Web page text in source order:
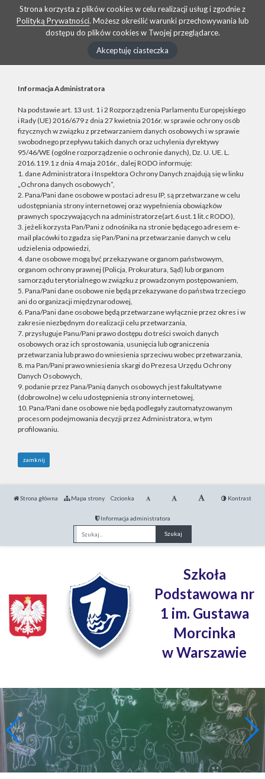
Strona korzysta z plików cookies w celu realizacji usług i zgodnie z
Polityką Prywatności. Możesz określić warunki przechowywania lub
dostępu do plików cookies w Twojej przeglądarce.
Akceptuję ciasteczka
Informacja Administratora
Na podstawie art. 13 ust. 1 i 2 Rozporządzenia Parlamentu Europejskiego
i Rady (UE) 2016/679 z dnia 27 kwietnia 2016r. w sprawie ochrony osób
fizycznych w związku z przetwarzaniem danych osobowych i w sprawie
swobodnego przepływu takich danych oraz uchylenia dyrektywy
95/46/WE (ogólne rozporządzenie o ochronie danych), Dz. U. UE. L.
2016.119.1 z dnia 4 maja 2016r., dalej RODO informuję:
1. dane Administratora i Inspektora Ochrony Danych znajdują się w linku
„Ochrona danych osobowych”,
2. Pana/Pani dane osobowe w postaci adresu IP, są przetwarzane w celu
udostępniania strony internetowej oraz wypełnienia obowiązków
prawnych spoczywających na administratorze(art.6 ust.1 lit.c RODO),
3. jeżeli korzysta Pan/Pani z odnośnika na stronie będącego adresem e-
mail placówki to zgadza się Pan/Pani na przetwarzanie danych w celu
udzielenia odpowiedzi,
4. dane osobowe mogą być przekazywane organom państwowym,
organom ochrony prawnej (Policja, Prokuratura, Sąd) lub organom
samorządu terytorialnego w związku z prowadzonym postępowaniem,
5. Pana/Pani dane osobowe nie będą przekazywane do państwa trzeciego
ani do organizacji międzynarodowej,
6. Pana/Pani dane osobowe będą przetwarzane wyłącznie przez okres i w
zakresie niezbędnym do realizacji celu przetwarzania,
7. przysługuje Panu/Pani prawo dostępu do treści swoich danych
osobowych oraz ich sprostowania, usunięcia lub ograniczenia
przetwarzania lub prawo do wniesienia sprzeciwu wobec przetwarzania,
8. ma Pan/Pani prawo wniesienia skargi do Prezesa Urzędu Ochrony
Danych Osobowych,
9. podanie przez Pana/Panią danych osobowych jest fakultatywne
(dobrowolne) w celu udostępnienia strony internetowej,
10. Pana/Pani dane osobowe nie będą podlegały zautomatyzowanym
procesom podejmowania decyzji przez Administratora, w tym
profilowaniu.
zamknij
Strona główna Mapa strony Czcionka Kontrast
Informacja administratora
Fraza
Szkoła
Podstawowa nr
1 im. Gustawa
Morcinka
w Warszawie